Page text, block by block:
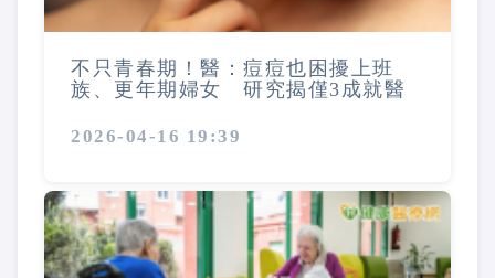
不只青春期！醫：痘痘也困擾上班
族、更年期婦女 研究揭僅3成就醫
2026-04-16 19:39